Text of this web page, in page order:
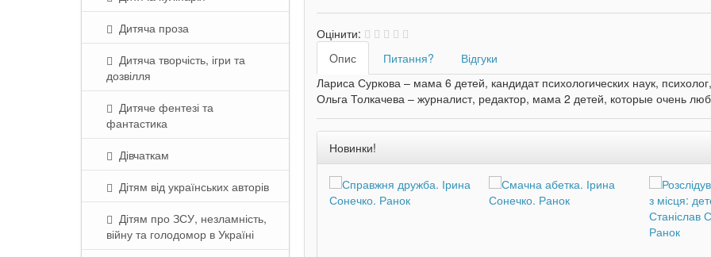
Дитяча проза
Дитяча творчість, ігри та
дозвілля
Дитяче фентезі та
фантастика
Дівчаткам
Дітям від українських авторів
Дітям про ЗСУ, незламність,
війну та голодомор в Україні
Оцінити:
Oпис
Питання?
Відгуки
Лариса Суркова – мама 6 детей, кандидат психологических наук,
Ольга Толкачева – журналист, редактор, мама 2 детей, которые очень
Новинки!